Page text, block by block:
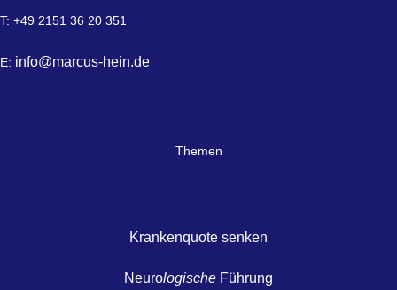
T: +49 2151 36 20 351
E: info@marcus-hein.de
Themen
Krankenquote senken
Neurologische Führung